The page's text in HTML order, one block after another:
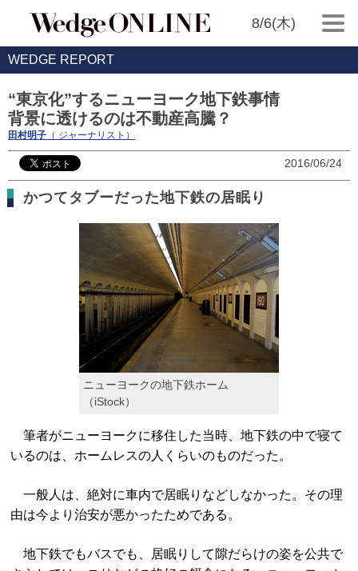
8/6(木)
WEDGE REPORT
“東京化”するニューヨーク地下鉄事情
背景に透けるのは不動産高騰？
田村明子 （ ジャーナリスト）
2016/06/24
かつてタブーだった地下鉄の居眠り
ニューヨークの地下鉄ホーム
（iStock）
筆者がニューヨークに移住した当時、地下鉄の中で寝て
いるのは、ホームレスの人くらいのものだった。
一般人は、絶対に車内で居眠りなどしなかった。その理
由は今より治安が悪かったためである。
地下鉄でもバスでも、居眠りして隙だらけの姿を公共で